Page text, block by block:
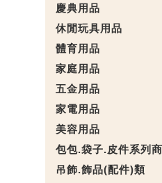
慶典用品
休閒玩具用品
體育用品
家庭用品
五金用品
家電用品
美容用品
包包.袋子.皮件系列
吊飾.飾品(配件)類